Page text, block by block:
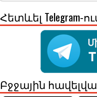
Հետևել Telegram-
Բջջային